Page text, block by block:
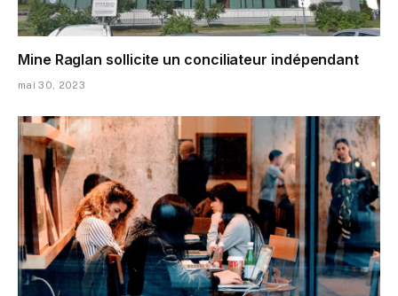
Mine Raglan sollicite un conciliateur indépendant
mai 30, 2023